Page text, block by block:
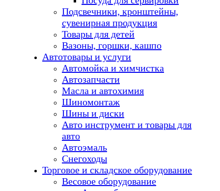
Подсвечники, кронштейны,
сувенирная продукция
Товары для детей
Вазоны, горшки, кашпо
Автотовары и услуги
Автомойка и химчистка
Автозапчасти
Масла и автохимия
Шиномонтаж
Шины и диски
Авто инструмент и товары для
авто
Автоэмаль
Снегоходы
Торговое и складское оборудование
Весовое оборудование